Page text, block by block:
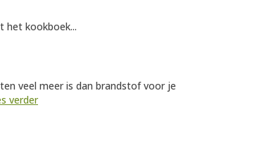
het kookboek...
veel meer is dan brandstof voor je
verder